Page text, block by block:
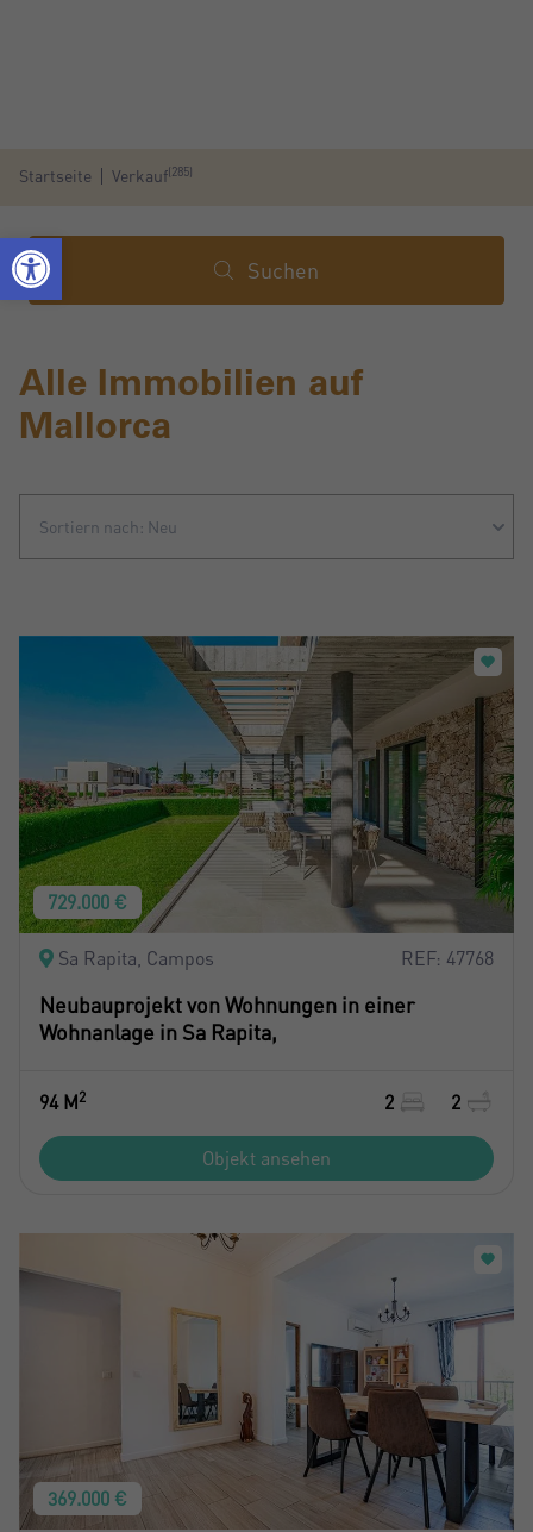
Startseite Verkauf(285)
Suchen
Alle Immobilien auf
Mallorca
Sortiern nach: Neu
Sortiern nach: Preis aufsteigend
Sortiern nach: Meist besuchte
729.000 €
Sa Rapita, Campos REF: 47768
Neubauprojekt von Wohnungen in einer
Wohnanlage in Sa Rapita,
94 M2 2 2
Objekt ansehen
369.000 €